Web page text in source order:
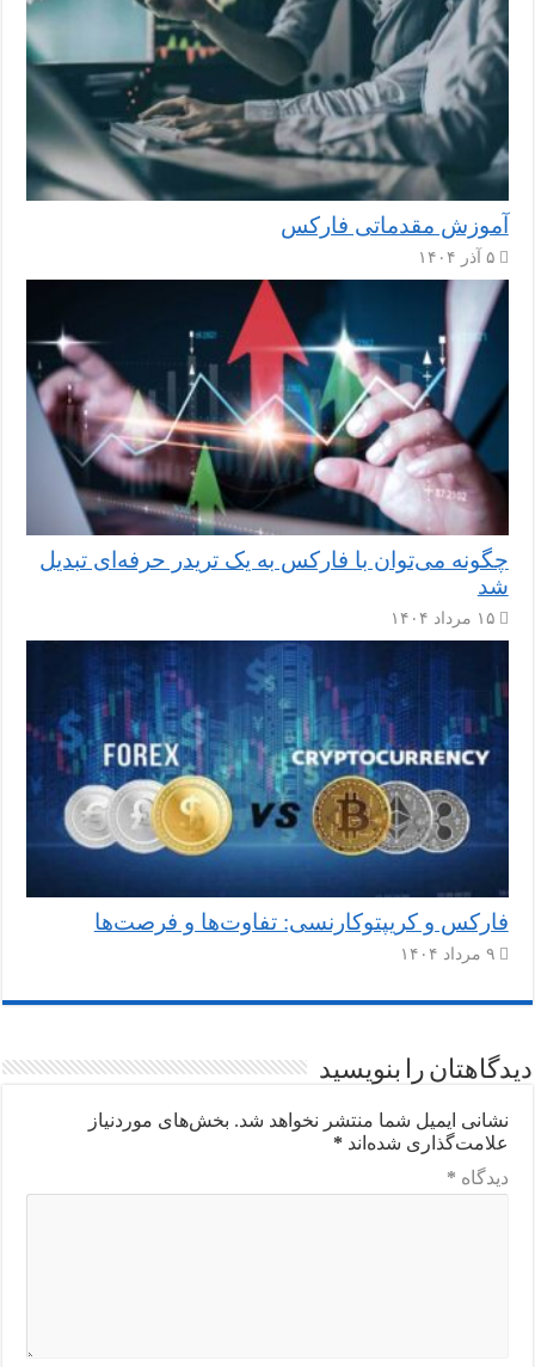
آموزش مقدماتی فارکس
۵ آذر ۱۴۰۴
چگونه می‌توان با فارکس به یک تریدر حرفه‌ای تبدیل
شد
۱۵ مرداد ۱۴۰۴
فارکس و کریپتوکارنسی: تفاوت‌ها و فرصت‌ها
۹ مرداد ۱۴۰۴
دیدگاهتان را بنویسید
نشانی ایمیل شما منتشر نخواهد شد. بخش‌های موردنیاز
علامت‌گذاری شده‌اند *
دیدگاه *